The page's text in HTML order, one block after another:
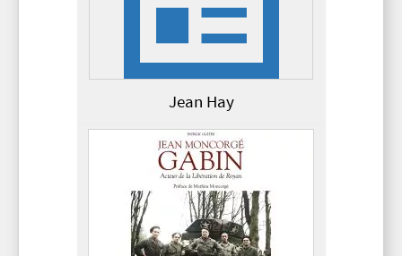
Jean Hay